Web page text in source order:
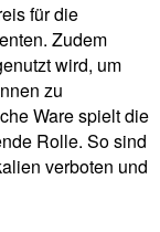
für die
Zudem
wird, um
zu
Ware spielt die
Rolle. So sind
verboten und